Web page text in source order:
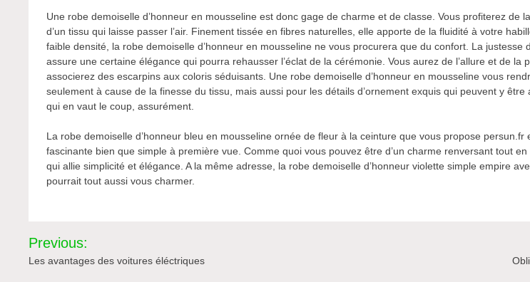
Une robe demoiselle d’honneur en mousseline est donc gage de charme et de classe. Vous profiterez de
d’un tissu qui laisse passer l’air. Finement tissée en fibres naturelles, elle apporte de la fluidité à votre
faible densité, la robe demoiselle d’honneur en mousseline ne vous procurera que du confort. La justesse
assure une certaine élégance qui pourra rehausser l’éclat de la cérémonie. Vous aurez de l’allure et de la
associerez des escarpins aux coloris séduisants. Une robe demoiselle d’honneur en mousseline vous
seulement à cause de la finesse du tissu, mais aussi pour les détails d’ornement exquis qui peuvent y être
qui en vaut le coup, assurément.
La robe demoiselle d’honneur bleu en mousseline ornée de fleur à la ceinture que vous propose persun.fr
fascinante bien que simple à première vue. Comme quoi vous pouvez être d’un charme renversant tout en
qui allie simplicité et élégance. A la même adresse, la robe demoiselle d’honneur violette simple empire
pourrait tout aussi vous charmer.
Navigation
de
Previous:
Les avantages des voitures éléctriques